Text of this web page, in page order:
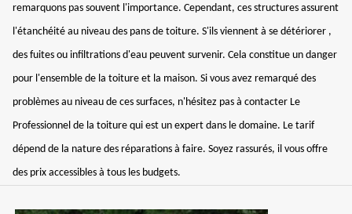
remarquons pas souvent l'importance. Cependant, ces structures assurent
l'étanchéité au niveau des pans de toiture. S'ils viennent à se détériorer ,
des fuites ou infiltrations d'eau peuvent survenir. Cela constitue un danger
pour l'ensemble de la toiture et la maison. Si vous avez remarqué des
problèmes au niveau de ces surfaces, n'hésitez pas à contacter Le
Professionnel de la toiture qui est un expert dans le domaine. Le tarif
dépend de la nature des réparations à faire. Soyez rassurés, il vous offre
des prix accessibles à tous les budgets.